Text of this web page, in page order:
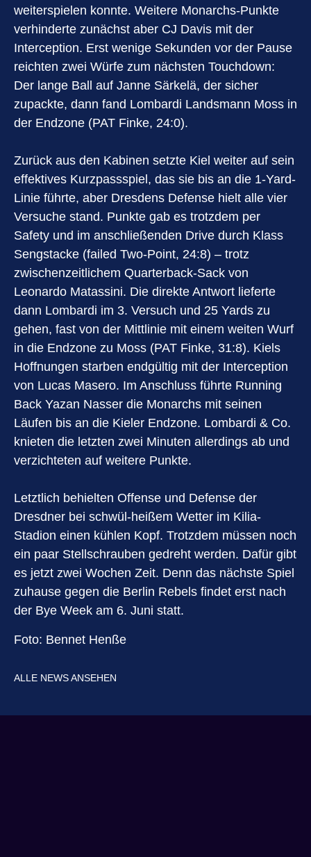
weiterspielen konnte. Weitere Monarchs-Punkte
verhinderte zunächst aber CJ Davis mit der
Interception. Erst wenige Sekunden vor der Pause
reichten zwei Würfe zum nächsten Touchdown:
Der lange Ball auf Janne Särkelä, der sicher
zupackte, dann fand Lombardi Landsmann Moss in
der Endzone (PAT Finke, 24:0).
Zurück aus den Kabinen setzte Kiel weiter auf sein
effektives Kurzpassspiel, das sie bis an die 1-Yard-
Linie führte, aber Dresdens Defense hielt alle vier
Versuche stand. Punkte gab es trotzdem per
Safety und im anschließenden Drive durch Klass
Sengstacke (failed Two-Point, 24:8) – trotz
zwischenzeitlichem Quarterback-Sack von
Leonardo Matassini. Die direkte Antwort lieferte
dann Lombardi im 3. Versuch und 25 Yards zu
gehen, fast von der Mittlinie mit einem weiten Wurf
in die Endzone zu Moss (PAT Finke, 31:8). Kiels
Hoffnungen starben endgültig mit der Interception
von Lucas Masero. Im Anschluss führte Running
Back Yazan Nasser die Monarchs mit seinen
Läufen bis an die Kieler Endzone. Lombardi & Co.
knieten die letzten zwei Minuten allerdings ab und
verzichteten auf weitere Punkte.
Letztlich behielten Offense und Defense der
Dresdner bei schwül-heißem Wetter im Kilia-
Stadion einen kühlen Kopf. Trotzdem müssen noch
ein paar Stellschrauben gedreht werden. Dafür gibt
es jetzt zwei Wochen Zeit. Denn das nächste Spiel
zuhause gegen die Berlin Rebels findet erst nach
der Bye Week am 6. Juni statt.
Foto: Bennet Henße
ALLE NEWS ANSEHEN